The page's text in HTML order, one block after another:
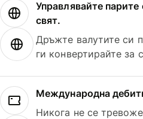
Управлявайте
свят.
Дръжте валутите си
ги конвертирайте за
Международна
Никога не се